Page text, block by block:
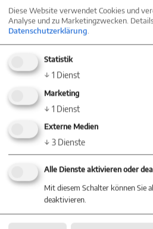
Diese Website verwendet Cookies und
Analyse und zu Marketingzwecken.
Datenschutzerklärung.
Statistik
↓ 1 Dienst
Marketing
↓ 1 Dienst
Externe Medien
↓ 3 Dienste
Alle Dienste aktivieren oder
Mit diesem Schalter können Sie
deaktivieren.